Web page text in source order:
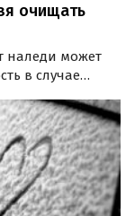
очищать
наледи может
в случае